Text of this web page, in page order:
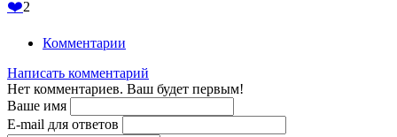
❤️2
Комментарии
Написать комментарий
Нет комментариев. Ваш будет первым!
Ваше имя
E-mail для ответов